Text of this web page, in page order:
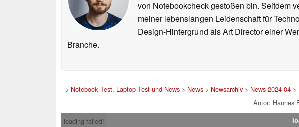
von Notebookcheck gestoßen bin. Seitdem
meiner lebenslangen Leidenschaft für
Design-Hintergrund als Art Director einer
Branche.
> Notebook Test, Laptop Test und News> News> Newsarchiv> News 2024-04>
Autor: Hannes
loading failed!